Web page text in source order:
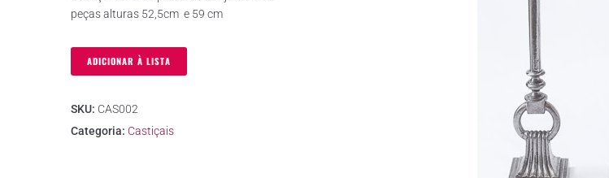
peças alturas 52,5cm e 59 cm
ADICIONAR À LISTA
SKU: CAS002
Categoria: Castiçais